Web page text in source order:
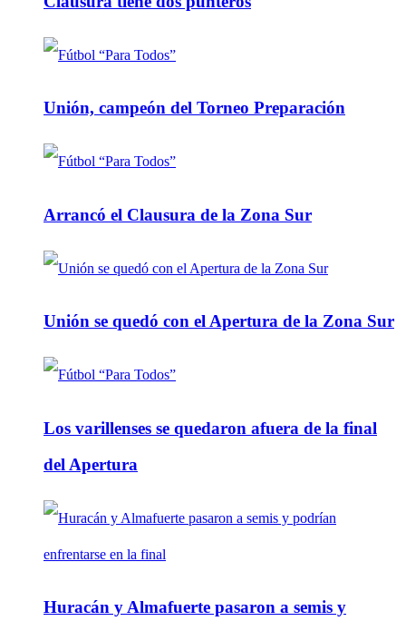
Unión, campeón del Torneo Preparación
Arrancó el Clausura de la Zona Sur
Unión se quedó con el Apertura de la Zona Sur
Los varillenses se quedaron afuera de la final
del Apertura
Huracán y Almafuerte pasaron a semis y